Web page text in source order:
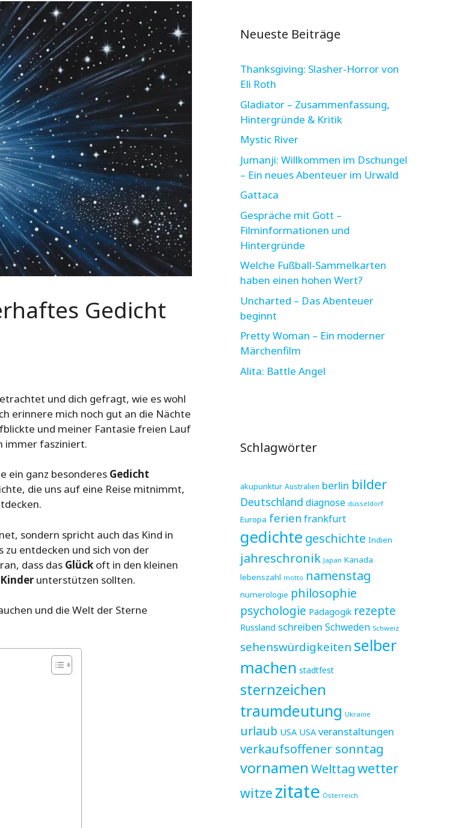
Gedicht
und dich gefragt, wie es wohl
erinnere mich noch gut an die Nächte
und meiner Fantasie freien Lauf
immer fasziniert.
ein ganz besonderes Gedicht
die uns auf eine Reise mitnimmt,
sondern spricht auch das Kind in
zu entdecken und sich von der
dass das Glück oft in den kleinen
Kinderunterstützen sollten.
und die Welt der Sterne
Neueste Beiträge
Thanksgiving: Slasher-Horror von
Eli Roth
Gladiator – Zusammenfassung,
Hintergründe & Kritik
Mystic River
Jumanji: Willkommen im Dschungel
– Ein neues Abenteuer im Urwald
Gattaca
Gespräche mit Gott –
Filminformationen und
Hintergründe
Welche Fußball-Sammelkarten
haben einen hohen Wert?
Uncharted – Das Abenteuer
beginnt
Pretty Woman – Ein moderner
Märchenfilm
Alita: Battle Angel
Schlagwörter
akupunktur Australien berlin bilder
Deutschland diagnose düsseldorf
Europa ferien frankfurt
gedichte geschichte Indien
jahreschronik Japan Kanada
lebenszahl motto namenstag
numerologie philosophie
psychologie Pädagogik rezepte
Russland schreiben Schweden Schweiz
sehenswürdigkeiten selber
machen stadtfest
sternzeichen
traumdeutung Ukraine
urlaub USA USA veranstaltungen
verkaufsoffener sonntag
vornamen Welttagwetter
witze zitate Österreich